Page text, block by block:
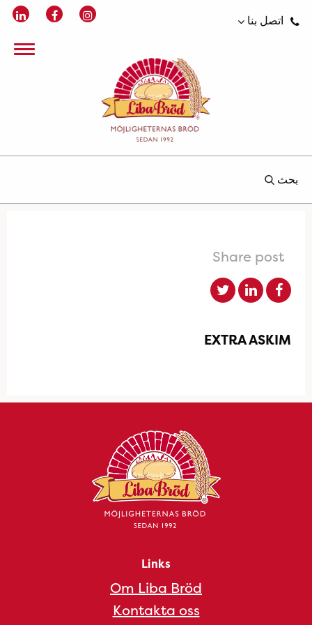
اتصل بنا
بحث
Share post
EXTRA ASKIM
Links
Om Liba Bröd
Kontakta oss